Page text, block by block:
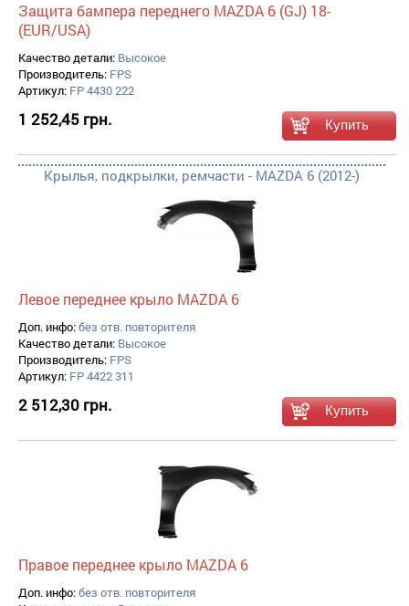
Защита бампера переднего MAZDA 6 (GJ) 18-
(EUR/USA)
Качество детали: Высокое
Производитель: FPS
Артикул: FP 4430 222
1 252,45 грн.
Крылья, подкрылки, ремчасти - MAZDA 6 (2012-)
Левое переднее крыло MAZDA 6
Доп. инфо:без отв. повторителя
Качество детали: Высокое
Производитель: FPS
Артикул: FP 4422 311
2 512,30 грн.
Правое переднее крыло MAZDA 6
Доп. инфо:без отв. повторителя